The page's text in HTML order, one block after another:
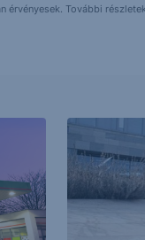
érvényesek. További